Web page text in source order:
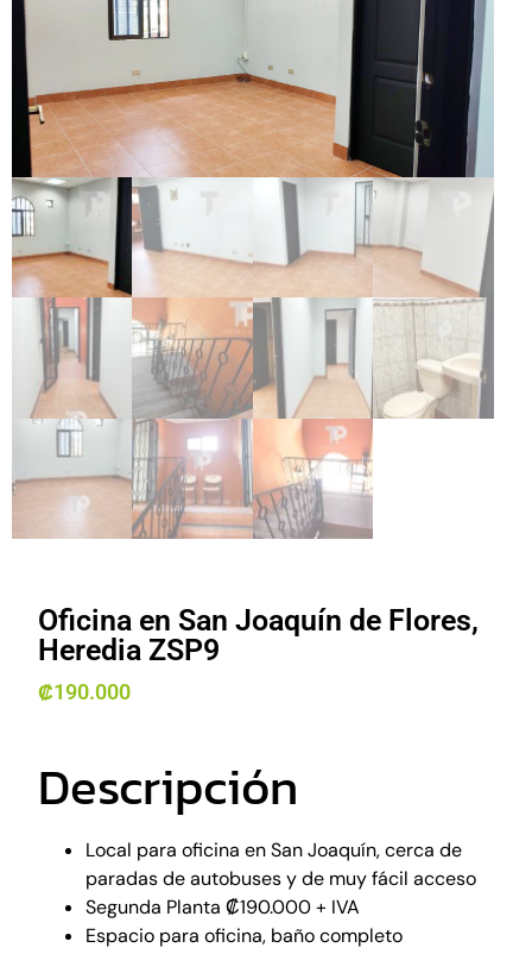
Oficina en San Joaquín de Flores,
Heredia ZSP9
₡190.000
Descripción
Local para oficina en San Joaquín, cerca de
paradas de autobuses y de muy fácil acceso
Segunda Planta ₡190.000 + IVA
Espacio para oficina, baño completo